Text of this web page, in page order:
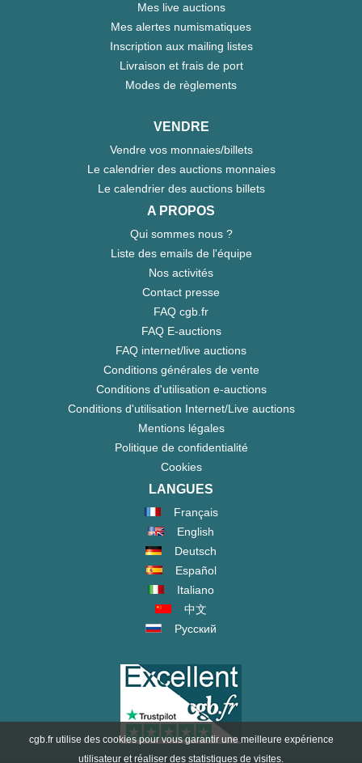
Mes live auctions
Mes alertes numismatiques
Inscription aux mailing listes
Livraison et frais de port
Modes de règlements
VENDRE
Vendre vos monnaies/billets
Le calendrier des auctions monnaies
Le calendrier des auctions billets
A PROPOS
Qui sommes nous ?
Liste des emails de l'équipe
Nos activités
Contact presse
FAQ cgb.fr
FAQ E-auctions
FAQ internet/live auctions
Conditions générales de vente
Conditions d'utilisation e-auctions
Conditions d'utilisation Internet/Live auctions
Mentions légales
Politique de confidentialité
Cookies
LANGUES
Français
English
Deutsch
Español
Italiano
中文
Русский
cgb.fr utilise des cookies pour vous garantir une meilleure expérience
utilisateur et réaliser des statistiques de visites.